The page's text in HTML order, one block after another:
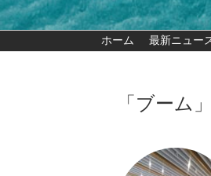
ホーム 最新ニュー
「 ブーム 」